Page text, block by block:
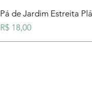
Pá de Jardim Estreita
Preço
R$ 18,00